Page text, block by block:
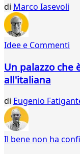
di Marco Iasevoli
Idee e Commenti
Un palazzo che
all'italiana
di Eugenio
Il bene non ha